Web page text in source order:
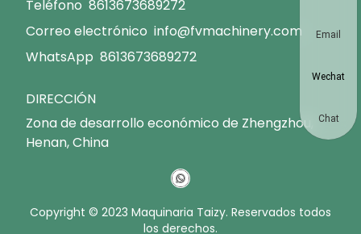
Teléfono 8613673689272
Correo electrónico info@fvmachinery.com
WhatsApp 8613673689272
DIRECCIÓN
Zona de desarrollo económico de Zhengzhou,
Henan, China
Copyright © 2023 Maquinaria Taizy. Reservados todos
los derechos.
Email
Wechat
Chat